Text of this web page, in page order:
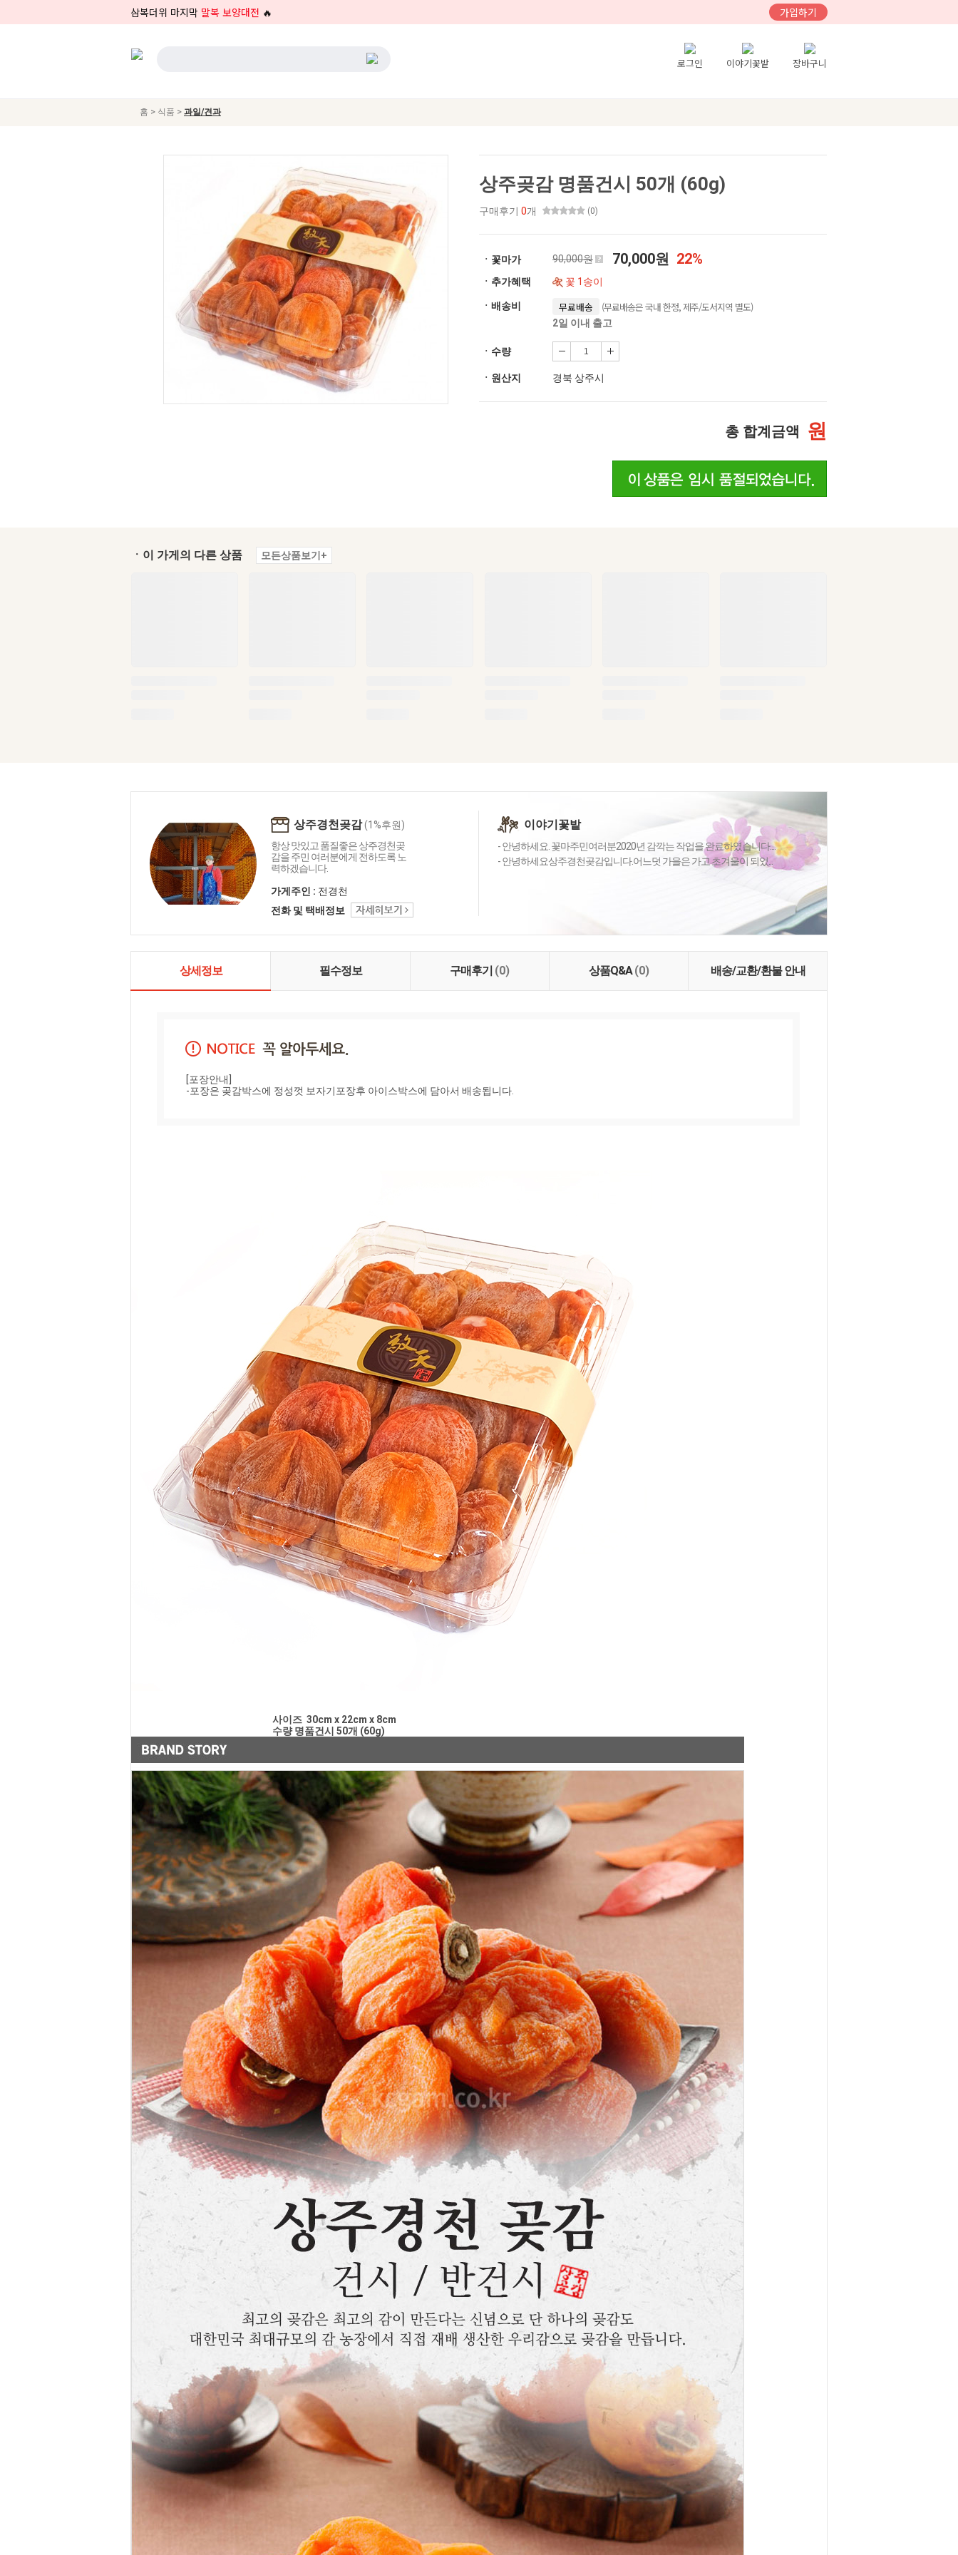
삼복더위 마지막 말복 보양대전 🔥 가입하기
로그인 이야기꽃밭 장바구니
홈 > 식품 > 과일/견과
상주곶감 명품건시 50개 (60g)
구매후기 0개 (0)
ㆍ꽃마가 90,000원 70,000원 22%
ㆍ추가혜택 꽃 1송이
ㆍ배송비 무료배송 (무료배송은 국내 한정, 제주/도서지역 별도)
2일 이내 출고
ㆍ수량
ㆍ원산지 경북 상주시
총 합계금액 원
ㆍ이 가게의 다른 상품 모든상품보기+
상주경천곶감(1%후원)
항상 맛있고 품질좋은 상주경천곶
감을 주민 여러분에게 전하도록 노
력하겠습니다.
가게주인 : 전경천
전화 및 택배정보
이야기꽃밭
- 안녕하세요. 꽃마주민여러분2020년 감깍는 작업을 완료하였습니다....
- 안녕하세요상주경천곶감입니다.어느덧 가을은 가고 초겨울이 되었...
상세정보 필수정보 구매후기 (0) 상품Q&A(0) 배송/교환/환불 안내
[포장안내]
-포장은 곶감박스에 정성껏 보자기포장후 아이스박스에 담아서 배송됩니다.
사이즈  30cm x 22cm x 8cm
수량 명품건시 50개 (60g)